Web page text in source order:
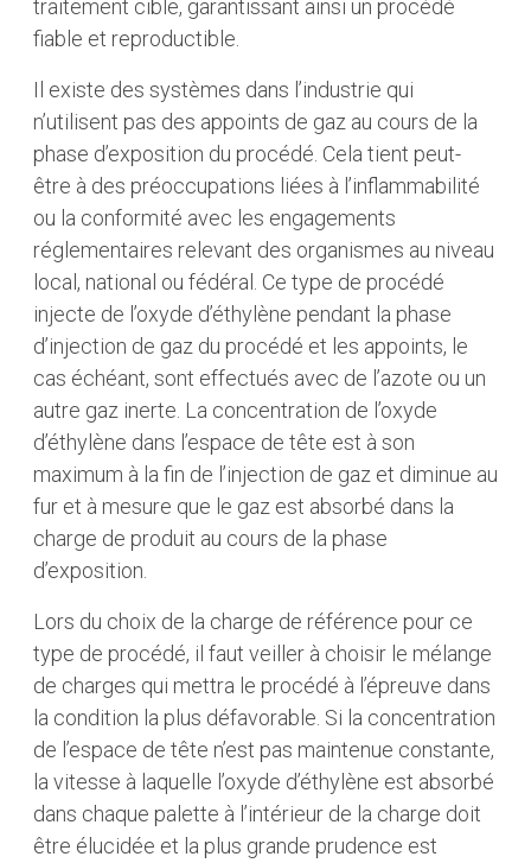
traitement cible, garantissant ainsi un procédé
fiable et reproductible.
Il existe des systèmes dans l’industrie qui
n’utilisent pas des appoints de gaz au cours de la
phase d’exposition du procédé. Cela tient peut-
être à des préoccupations liées à l’inflammabilité
ou la conformité avec les engagements
réglementaires relevant des organismes au niveau
local, national ou fédéral. Ce type de procédé
injecte de l’oxyde d’éthylène pendant la phase
d’injection de gaz du procédé et les appoints, le
cas échéant, sont effectués avec de l’azote ou un
autre gaz inerte. La concentration de l’oxyde
d’éthylène dans l’espace de tête est à son
maximum à la fin de l’injection de gaz et diminue au
fur et à mesure que le gaz est absorbé dans la
charge de produit au cours de la phase
d’exposition.
Lors du choix de la charge de référence pour ce
type de procédé, il faut veiller à choisir le mélange
de charges qui mettra le procédé à l’épreuve dans
la condition la plus défavorable. Si la concentration
de l’espace de tête n’est pas maintenue constante,
la vitesse à laquelle l’oxyde d’éthylène est absorbé
dans chaque palette à l’intérieur de la charge doit
être élucidée et la plus grande prudence est